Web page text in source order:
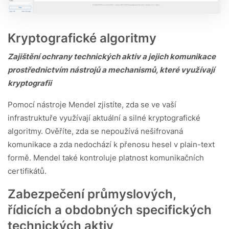
Kryptografické algoritmy
Zajištění ochrany technických aktiv a jejich komunikace
prostřednictvím nástrojů a mechanismů, které využívají
kryptografii
Pomocí nástroje Mendel zjistíte, zda se ve vaší
infrastruktuře využívají aktuální a silné kryptografické
algoritmy. Ověříte, zda se nepoužívá nešifrovaná
komunikace a zda nedochází k přenosu hesel v plain-text
formě. Mendel také kontroluje platnost komunikačních
certifikátů.
Zabezpečení průmyslových,
řídicích a obdobných specifických
technických aktiv